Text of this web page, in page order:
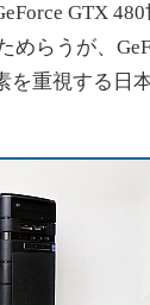
GTX
めらうが、
を重視する日